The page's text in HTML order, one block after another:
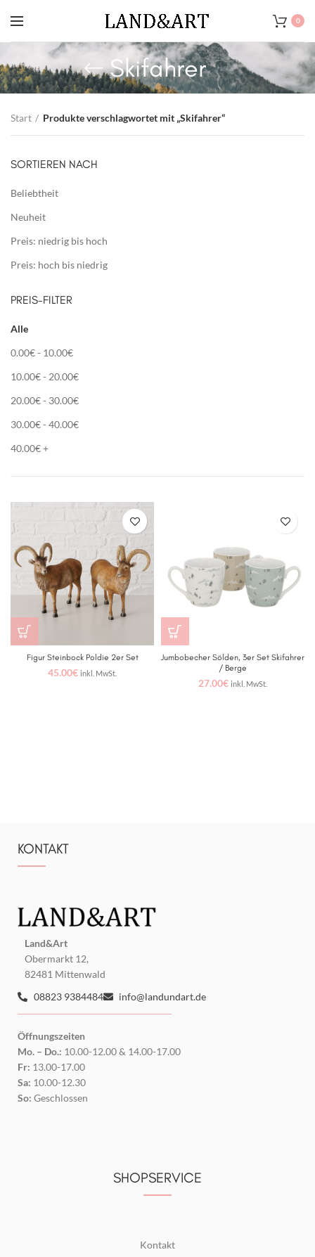
0
Skifahrer
Start Produkte verschlagwortet mit „Skifahrer“
SORTIEREN NACH
Beliebtheit
Neuheit
Preis: niedrig bis hoch
Preis: hoch bis niedrig
PREIS-FILTER
Alle
0.00€- 10.00€
10.00€- 20.00€
20.00€- 30.00€
30.00€- 40.00€
40.00€+
Figur Steinbock Poldie 2er Set
45.00€ inkl. MwSt.
Jumbobecher Sölden, 3er Set Skifahrer
/ Berge
27.00€ inkl. MwSt.
KONTAKT
Land&Art
Obermarkt 12,
82481 Mittenwald
08823 9384484
info@landundart.de
Öffnungszeiten
Mo. – Do.: 10.00-12.00 & 14.00-17.00
Fr: 13.00-17.00
Sa: 10.00-12.30
So: Geschlossen
SHOPSERVICE
Kontakt